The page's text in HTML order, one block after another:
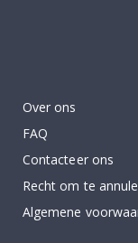
Over ons
FAQ
Contacteer ons
Recht om te
Algemene